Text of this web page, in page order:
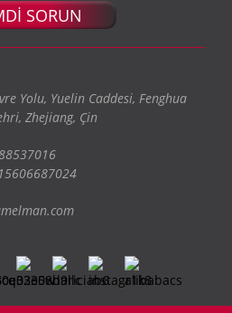
SORUN
Yolu, Yuelin Caddesi, Fenghua
Zhejiang, Çin